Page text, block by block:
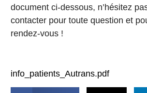
document ci-dessous, n’hésitez
contacter pour toute question et
rendez-vous !
info_patients_Autrans.pdf